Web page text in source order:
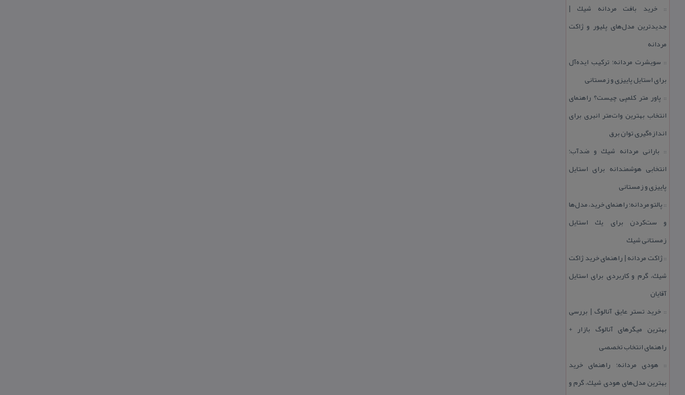
::خرید بافت مردانه شیك |
جدیدترین مدل‌های پلیور و ژاكت
مردانه
:: سویشرت مردانه؛ تركیب ایده‌آل
برای استایل پاییزی و زمستانی
:: پاور متر كلمپی چیست؟ راهنمای
انتخاب بهترین وات‌متر انبری برای
اندازه‌گیری توان برق
:: بارانی مردانه شیك و ضدآب؛
انتخابی هوشمندانه برای استایل
پاییزی و زمستانی
:: پالتو مردانه؛ راهنمای خرید، مدل‌ها
و ست‌كردن برای یك استایل
زمستانی شیك
::ژاكت مردانه | راهنمای خرید ژاكت
شیك، گرم و كاربردی برای استایل
آقایان
:: خرید تستر عایق آنالوگ | بررسی
بهترین میگرهای آنالوگ بازار +
راهنمای انتخاب تخصصی
:: هودی مردانه؛ راهنمای خرید
بهترین مدل‌های هودی شیك، گرم و